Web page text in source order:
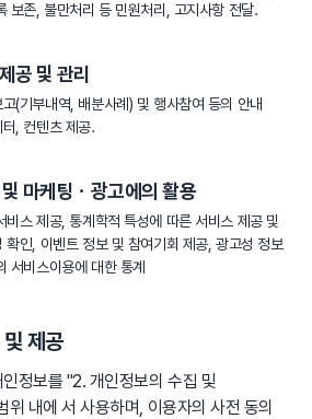
보존, 불만처리 등 민원처리, 고지사항 전달.
공 및 관리
(기부내역, 배분사례) 및 행사참여 등의 안내
, 컨텐츠 제공.
마케팅ㆍ광고에의 활용
비스 제공, 통계학적 특성에 따른 서비스 제공 및
확인, 이벤트 정보 및 참여기회 제공, 광고성 정보
서비스이용에 대한 통계
제공
정보를 "2. 개인정보의 수집 및
위 내에 서 사용하며, 이용자의 사전 동의